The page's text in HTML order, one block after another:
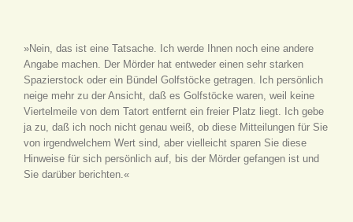
»Nein, das ist eine Tatsache. Ich werde Ihnen noch eine andere
Angabe machen. Der Mörder hat entweder einen sehr starken
Spazierstock oder ein Bündel Golfstöcke getragen. Ich persönlich
neige mehr zu der Ansicht, daß es Golfstöcke waren, weil keine
Viertelmeile von dem Tatort entfernt ein freier Platz liegt. Ich gebe
ja zu, daß ich noch nicht genau weiß, ob diese Mitteilungen für Sie
von irgendwelchem Wert sind, aber vielleicht sparen Sie diese
Hinweise für sich persönlich auf, bis der Mörder gefangen ist und
Sie darüber berichten.«